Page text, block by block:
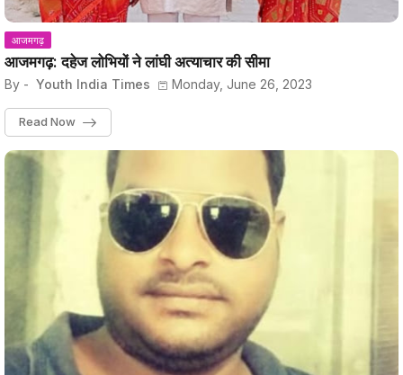
आजमगढ़
आजमगढ़: दहेज लोभियों ने लांघी अत्याचार की सीमा
By - Youth India Times Monday, June 26, 2023
Read Now